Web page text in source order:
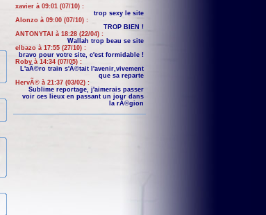
xavier à 09:01 (07/10) :
trop sexy le site
Alonzo à 09:00 (07/10) :
TROP BIEN !
ANTONYTAI à 18:28 (22/04) :
Wallah trop beau se site
elbazo à 17:55 (27/10) :
bravo pour votre site, c'est formidable !
Roby à 14:34 (07/05) :
L'aÃ©ro train s'Ã©tait l'avenir,vivement
que sa reparte
HervÃ© à 21:37 (03/02) :
Sublime reportage, j'aimerais passer
voir ces lieux en passant un jour dans
la rÃ©gion